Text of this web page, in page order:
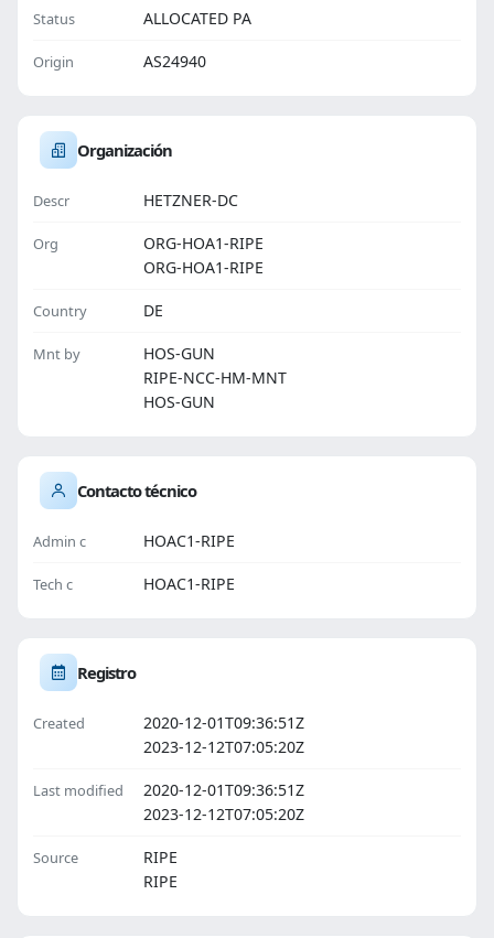
Status ALLOCATED PA
Origin AS24940
Organización
Descr HETZNER-DC
Org
ORG-HOA1-RIPE
ORG-HOA1-RIPE
Country DE
Mnt by
HOS-GUN
RIPE-NCC-HM-MNT
HOS-GUN
Contacto técnico
Admin c HOAC1-RIPE
Tech c HOAC1-RIPE
Registro
Created
2020-12-01T09:36:51Z
2023-12-12T07:05:20Z
Last modified
2020-12-01T09:36:51Z
2023-12-12T07:05:20Z
Source
RIPE
RIPE